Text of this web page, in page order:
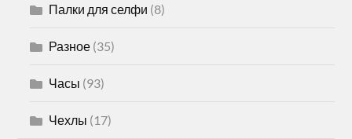
Палки для селфи (8)
Разное (35)
Часы (93)
Чехлы (17)